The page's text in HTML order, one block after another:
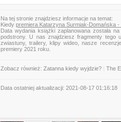
Na tej stronie znajdziesz informacje na temat:
Kiedy premiera Katarzyna Surmiak-Domańska
Data wydania książki zaplanowana została
podstrony. U nas znajdziesz fragmenty tego
zwiastuny, trailery, klipy wideo, nasze
premiery 2021 roku.
Zobacz również: Zatanna kiedy wyjdzie? The
Data ostatniej aktualizacji: 2021-08-17 01:16:18